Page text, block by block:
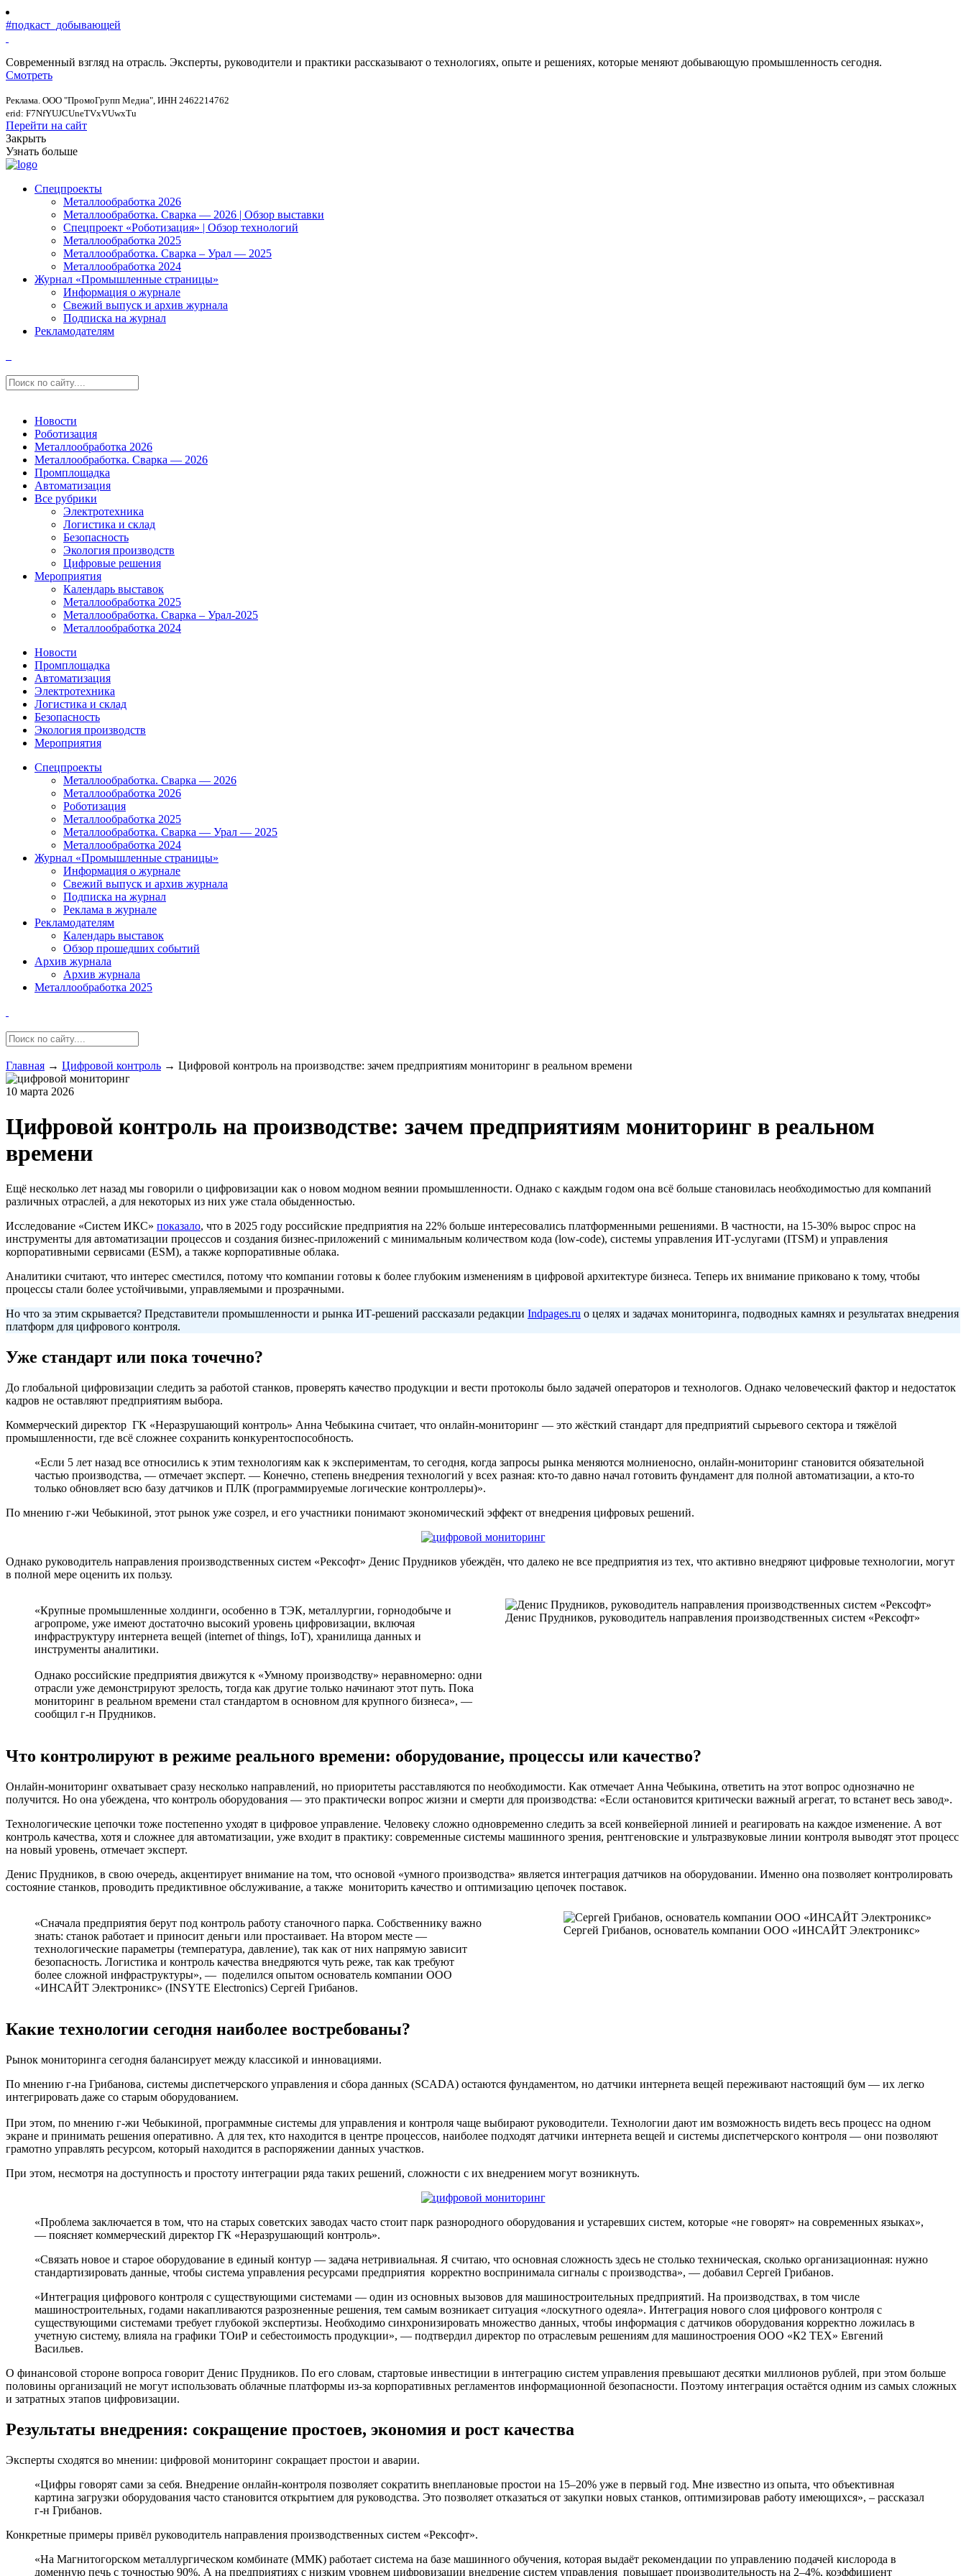
#подкаст_добывающей
Современный взгляд на отрасль. Эксперты, руководители и практики рассказывают о технологиях, опыте и решениях, которые меняют добывающую промышленность сегодня.
Смотреть
Реклама. ООО "ПромоГрупп Медиа", ИНН 2462214762
erid: F7NfYUJCUneTVxVUwxTu
Перейти на сайт
Закрыть
Узнать больше
Спецпроекты
Металлообработка 2026
Металлообработка. Сварка — 2026 | Обзор выставки
Спецпроект «Роботизация» | Обзор технологий
Металлообработка 2025
Металлообработка. Сварка – Урал — 2025
Металлообработка 2024
Журнал «Промышленные страницы»
Информация о журнале
Свежий выпуск и архив журнала
Подписка на журнал
Рекламодателям
Новости
Роботизация
Металлообработка 2026
Металлообработка. Сварка — 2026
Промплощадка
Автоматизация
Все рубрики
Электротехника
Логистика и склад
Безопасность
Экология производств
Цифровые решения
Мероприятия
Календарь выставок
Металлообработка 2025
Металлообработка. Сварка – Урал-2025
Металлообработка 2024
Новости
Промплощадка
Автоматизация
Электротехника
Логистика и склад
Безопасность
Экология производств
Мероприятия
Спецпроекты
Металлообработка. Сварка — 2026
Металлообработка 2026
Роботизация
Металлообработка 2025
Металлообработка. Сварка — Урал — 2025
Металлообработка 2024
Журнал «Промышленные страницы»
Информация о журнале
Свежий выпуск и архив журнала
Подписка на журнал
Реклама в журнале
Рекламодателям
Календарь выставок
Обзор прошедших событий
Архив журнала
Архив журнала
Металлообработка 2025
Главная → Цифровой контроль → Цифровой контроль на производстве: зачем предприятиям мониторинг в реальном времени
10 марта 2026
Цифровой контроль на производстве: зачем предприятиям мониторинг в реальном
времени
Ещё несколько лет назад мы говорили о цифровизации как о новом модном веянии промышленности. Однако с каждым годом она всё больше становилась необходимостью для компаний
различных отраслей, а для некоторых из них уже стала обыденностью.
Исследование «Систем ИКС» показало, что в 2025 году российские предприятия на 22% больше интересовались платформенными решениями. В частности, на 15-30% вырос спрос на
инструменты для автоматизации процессов и создания бизнес-приложений с минимальным количеством кода (low-code), системы управления ИТ-услугами (ITSM) и управления
корпоративными сервисами (ESM), а также корпоративные облака.
Аналитики считают, что интерес сместился, потому что компании готовы к более глубоким изменениям в цифровой архитектуре бизнеса. Теперь их внимание приковано к тому, чтобы
процессы стали более устойчивыми, управляемыми и прозрачными.
Но что за этим скрывается? Представители промышленности и рынка ИТ-решений рассказали редакции Indpages.ru о целях и задачах мониторинга, подводных камнях и результатах внедрения
платформ для цифрового контроля.
Уже стандарт или пока точечно?
До глобальной цифровизации следить за работой станков, проверять качество продукции и вести протоколы было задачей операторов и технологов. Однако человеческий фактор и недостаток
кадров не оставляют предприятиям выбора.
Коммерческий директор ГК «Неразрушающий контроль» Анна Чебыкина считает, что онлайн-мониторинг — это жёсткий стандарт для предприятий сырьевого сектора и тяжёлой
промышленности, где всё сложнее сохранить конкурентоспособность.
«Если 5 лет назад все относились к этим технологиям как к экспериментам, то сегодня, когда запросы рынка меняются молниеносно, онлайн-мониторинг становится обязательной
частью производства, — отмечает эксперт. — Конечно, степень внедрения технологий у всех разная: кто-то давно начал готовить фундамент для полной автоматизации, а кто-то
только обновляет всю базу датчиков и ПЛК (программируемые логические контроллеры)».
По мнению г-жи Чебыкиной, этот рынок уже созрел, и его участники понимают экономический эффект от внедрения цифровых решений.
Однако руководитель направления производственных систем «Рексофт» Денис Прудников убеждён, что далеко не все предприятия из тех, что активно внедряют цифровые технологии, могут
в полной мере оценить их пользу.
«Крупные промышленные холдинги, особенно в ТЭК, металлургии, горнодобыче и
агропроме, уже имеют достаточно высокий уровень цифровизации, включая
инфраструктуру интернета вещей (internet of things, IoT), хранилища данных и
инструменты аналитики.
Однако российские предприятия движутся к «Умному производству» неравномерно: одни
отрасли уже демонстрируют зрелость, тогда как другие только начинают этот путь. Пока
мониторинг в реальном времени стал стандартом в основном для крупного бизнеса», —
сообщил г-н Прудников.
Денис Прудников, руководитель направления производственных систем «Рексофт»
Что контролируют в режиме реального времени: оборудование, процессы или качество?
Онлайн-мониторинг охватывает сразу несколько направлений, но приоритеты расставляются по необходимости. Как отмечает Анна Чебыкина, ответить на этот вопрос однозначно не
получится. Но она убеждена, что контроль оборудования — это практически вопрос жизни и смерти для производства: «Если остановится критически важный агрегат, то встанет весь завод».
Технологические цепочки тоже постепенно уходят в цифровое управление. Человеку сложно одновременно следить за всей конвейерной линией и реагировать на каждое изменение. А вот
контроль качества, хотя и сложнее для автоматизации, уже входит в практику: современные системы машинного зрения, рентгеновские и ультразвуковые линии контроля выводят этот процесс
на новый уровень, отмечает эксперт.
Денис Прудников, в свою очередь, акцентирует внимание на том, что основой «умного производства» является интеграция датчиков на оборудовании. Именно она позволяет контролировать
состояние станков, проводить предиктивное обслуживание, а также мониторить качество и оптимизацию цепочек поставок.
«Сначала предприятия берут под контроль работу станочного парка. Собственнику важно
знать: станок работает и приносит деньги или простаивает. На втором месте —
технологические параметры (температура, давление), так как от них напрямую зависит
безопасность. Логистика и контроль качества внедряются чуть реже, так как требуют
более сложной инфраструктуры», — поделился опытом основатель компании ООО
«ИНСАЙТ Электроникс» (INSYTE Electronics) Сергей Грибанов.
Сергей Грибанов, основатель компании ООО «ИНСАЙТ Электроникс»
Какие технологии сегодня наиболее востребованы?
Рынок мониторинга сегодня балансирует между классикой и инновациями.
По мнению г-на Грибанова, системы диспетчерского управления и сбора данных (SCADA) остаются фундаментом, но датчики интернета вещей переживают настоящий бум — их легко
интегрировать даже со старым оборудованием.
При этом, по мнению г-жи Чебыкиной, программные системы для управления и контроля чаще выбирают руководители. Технологии дают им возможность видеть весь процесс на одном
экране и принимать решения оперативно. А для тех, кто находится в центре процессов, наиболее подходят датчики интернета вещей и системы диспетчерского контроля — они позволяют
грамотно управлять ресурсом, который находится в распоряжении данных участков.
При этом, несмотря на доступность и простоту интеграции ряда таких решений, сложности с их внедрением могут возникнуть.
«Проблема заключается в том, что на старых советских заводах часто стоит парк разнородного оборудования и устаревших систем, которые «не говорят» на современных языках»,
— поясняет коммерческий директор ГК «Неразрушающий контроль».
«Связать новое и старое оборудование в единый контур — задача нетривиальная. Я считаю, что основная сложность здесь не столько техническая, сколько организационная: нужно
стандартизировать данные, чтобы система управления ресурсами предприятия корректно воспринимала сигналы с производства», — добавил Сергей Грибанов.
«Интеграция цифрового контроля с существующими системами — один из основных вызовов для машиностроительных предприятий. На производствах, в том числе
машиностроительных, годами накапливаются разрозненные решения, тем самым возникает ситуация «лоскутного одеяла». Интеграция нового слоя цифрового контроля с
существующими системами требует глубокой экспертизы. Необходимо синхронизировать множество данных, чтобы информация с датчиков оборудования корректно ложилась в
учетную систему, влияла на графики ТОиР и себестоимость продукции», — подтвердил директор по отраслевым решениям для машиностроения ООО «К2 ТЕХ» Евгений
Васильев.
О финансовой стороне вопроса говорит Денис Прудников. По его словам, стартовые инвестиции в интеграцию систем управления превышают десятки миллионов рублей, при этом больше
половины организаций не могут использовать облачные платформы из-за корпоративных регламентов информационной безопасности. Поэтому интеграция остаётся одним из самых сложных
и затратных этапов цифровизации.
Результаты внедрения: сокращение простоев, экономия и рост качества
Эксперты сходятся во мнении: цифровой мониторинг сокращает простои и аварии.
«Цифры говорят сами за себя. Внедрение онлайн-контроля позволяет сократить внеплановые простои на 15–20% уже в первый год. Мне известно из опыта, что объективная
картина загрузки оборудования часто становится открытием для руководства. Это позволяет отказаться от закупки новых станков, оптимизировав работу имеющихся», – рассказал
г-н Грибанов.
Конкретные примеры привёл руководитель направления производственных систем «Рексофт».
«На Магнитогорском металлургическом комбинате (ММК) работает система на базе машинного обучения, которая выдаёт рекомендации по управлению подачей кислорода в
доменную печь с точностью 90%. А на предприятиях с низким уровнем цифровизации внедрение систем управления повышает производительность на 2–4%, коэффициент